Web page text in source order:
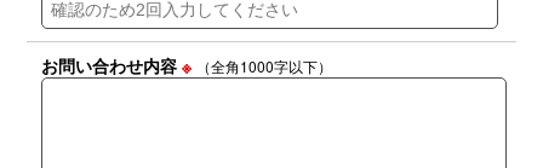
お問い合わせ内容※ （全角1000字以下）